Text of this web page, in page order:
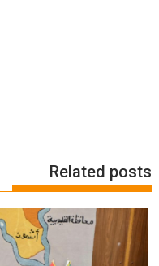
Related posts